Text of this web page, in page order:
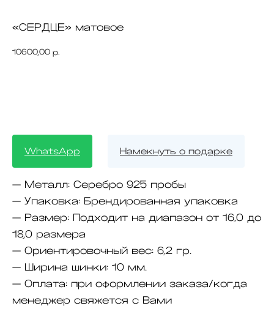
«СЕРДЦЕ» матовое
10600,00 р.
WhatsApp Намекнуть о подарке
— Металл: Серебро 925 пробы
— Упаковка: Брендированная упаковка
— Размер: Подходит на диапазон от 16,0 до
18,0 размера
— Ориентировочный вес: 6,2 гр.
— Ширина шинки: 10 мм.
— Оплата: при оформлении заказа/когда
менеджер свяжется с Вами